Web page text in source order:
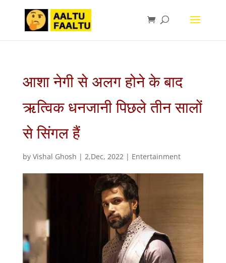
आशा नेगी से अलग होने के बाद
ऋत्विक धनजानी पिछले तीन सालों
से सिंगल हैं
by Vishal Ghosh | 2,Dec, 2022| Entertainment